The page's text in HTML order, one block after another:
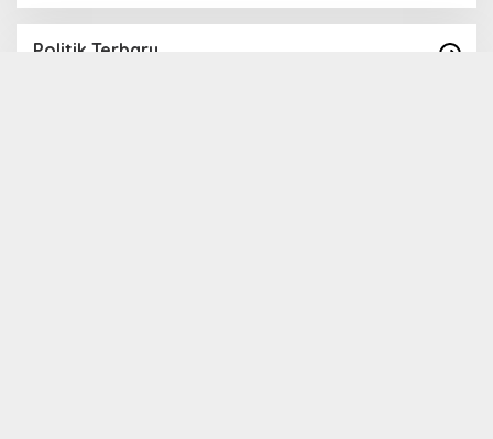
Politik Terbaru